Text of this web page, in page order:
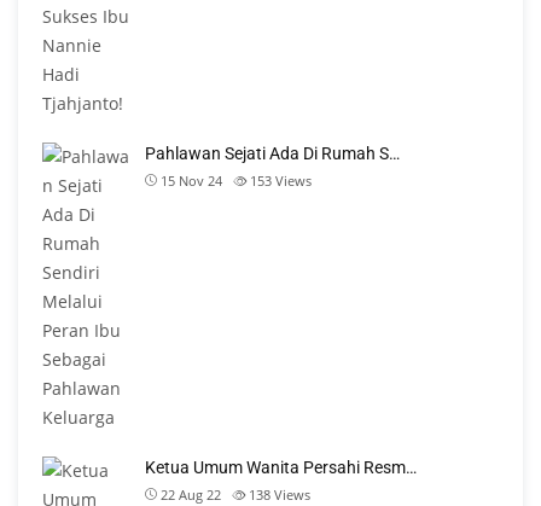
Pahlawan Sejati Ada Di Rumah S…
15 Nov 24 153 Views
Ketua Umum Wanita Persahi Resm…
22 Aug 22 138 Views